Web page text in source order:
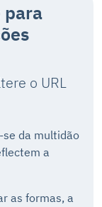
para
o URL
se da multidão
a
as formas, a